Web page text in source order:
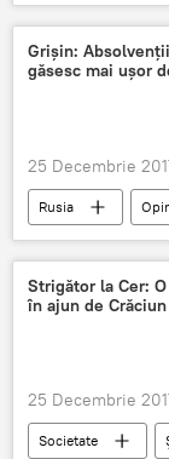
Donald Trump
Foto
Grișin:
găsesc mai ușor
25 Decembrie
Rusia
Știri
Rusia
loc de munca
admiterea 2018
Strigător la Cer:
în ajun de Crăciun
25 Decembrie
Societate